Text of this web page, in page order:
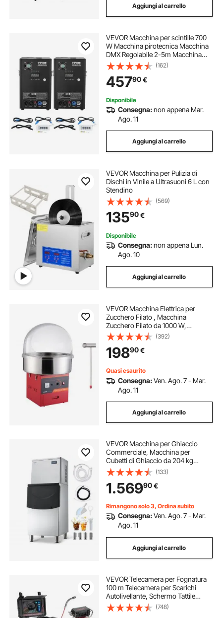
Aggiungi al carrello
VEVOR Macchina per scintille 700
W Macchina pirotecnica Macchina
DMX Regolabile 2-5m Macchina
per scintille fredde 7 min per
matrimoni, spettacoli DJ, feste
(162)
45790€
Disponibile
Consegna:non appena Mar.
Ago. 11
Aggiungi al carrello
VEVOR Macchina per Pulizia di
Dischi in Vinile a Ultrasuoni 6 L con
Stendino
(569)
13590€
Disponibile
Consegna:non appena Lun.
Ago. 10
Aggiungi al carrello
VEVOR Macchina Elettrica per
Zucchero Filato , Macchina
Zucchero Filato da 1000 W,
Coperchio, Ciotola in Acciaio
Inossidabile, Paletta per
Zucchero,Compleanno di Bambini,
Feste in Famiglia, Rosso
(392)
19890€
Quasi esaurito
Consegna:Ven. Ago. 7 - Mar.
Ago. 11
Aggiungi al carrello
VEVOR Macchina per Ghiaccio
Commerciale, Macchina per
Cubetti di Ghiaccio da 204 kg
Autopulente con Contenitore di
Stoccaggio in Acciaio Inox da 113
kg, Touchscreen per Bar,
Caffetteria, Ristorante
(133)
1.56990€
Rimangono solo 3, Ordina subito
Consegna:Ven. Ago. 7 - Mar.
Ago. 11
Aggiungi al carrello
VEVOR Telecamera per Fognatura
100 m Telecamera per Scarichi
Autolivellante, Schermo Tattile
256,54 mm Trasmettitore 512 Hz
Contatore di Distanza, Telecamera
(748)